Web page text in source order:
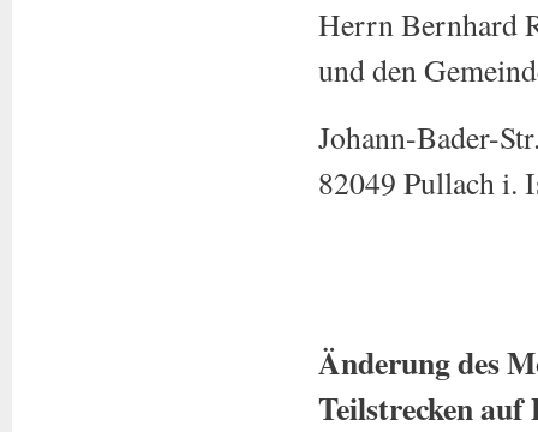
Herrn Bernhard
und den
Johann-Bader-
82049 Pullach i.
Änderung des
Teilstrecken auf